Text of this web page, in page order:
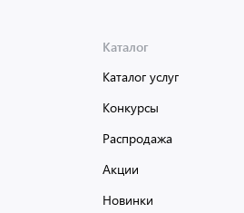
Каталог
Каталог услуг
Конкурсы
Распродажа
Акции
Новинки